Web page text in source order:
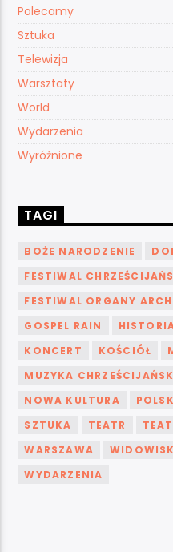
Polecamy
Sztuka
Telewizja
Warsztaty
World
Wydarzenia
Wyróżnione
TAGI
BOŻE NARODZENIE
FESTIWAL
FESTIWAL ORGANY
GOSPEL RAIN
KONCERT
KOŚCIÓŁ
MUZYKA
NOWA KULTURA
SZTUKA
TEATR
WARSZAWA
WYDARZENIA